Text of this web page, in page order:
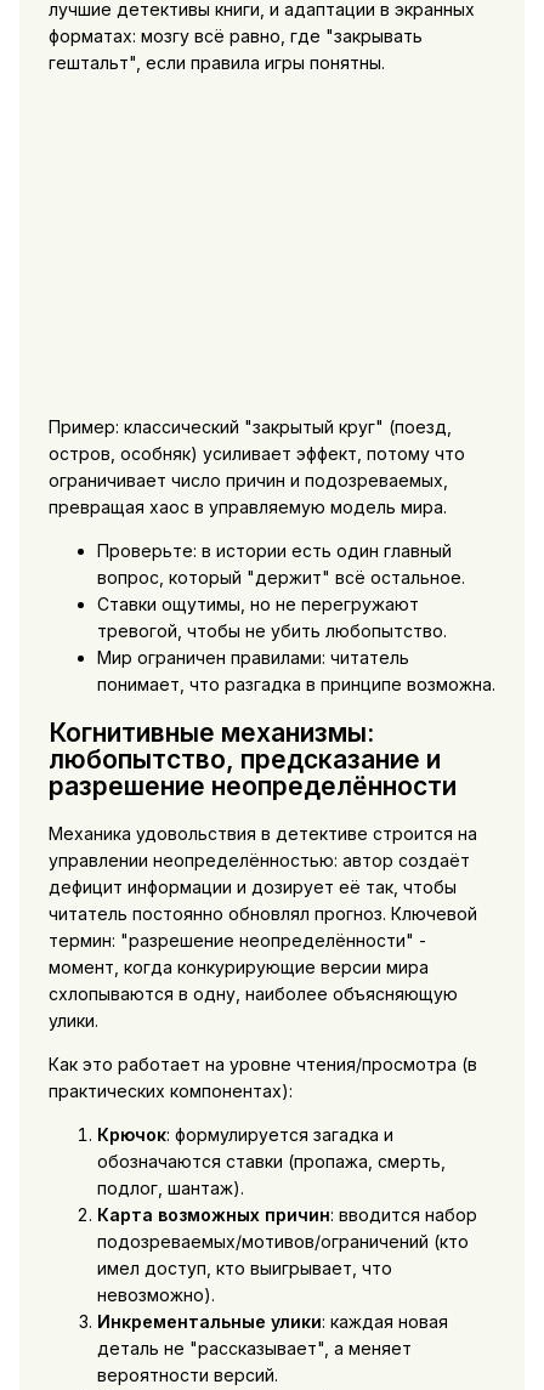
лучшие детективы книги , и адаптации в экранных
форматах: мозгу всё равно, где "закрывать
гештальт", если правила игры понятны.
Пример: классический "закрытый круг" (поезд,
остров, особняк) усиливает эффект, потому что
ограничивает число причин и подозреваемых,
превращая хаос в управляемую модель мира.
Проверьте: в истории есть один главный
вопрос, который "держит" всё остальное.
Ставки ощутимы, но не перегружают
тревогой, чтобы не убить любопытство.
Мир ограничен правилами: читатель
понимает, что разгадка в принципе возможна.
Когнитивные механизмы:
любопытство, предсказание и
разрешение неопределённости
Механика удовольствия в детективе строится на
управлении неопределённостью: автор создаёт
дефицит информации и дозирует её так, чтобы
читатель постоянно обновлял прогноз. Ключевой
термин: "разрешение неопределённости" -
момент, когда конкурирующие версии мира
схлопываются в одну, наиболее объясняющую
улики.
Как это работает на уровне чтения/просмотра (в
практических компонентах):
Крючок: формулируется загадка и
обозначаются ставки (пропажа, смерть,
подлог, шантаж).
Карта возможных причин: вводится набор
подозреваемых/мотивов/ограничений (кто
имел доступ, кто выигрывает, что
невозможно).
Инкрементальные улики: каждая новая
деталь не "рассказывает", а меняет
вероятности версий.